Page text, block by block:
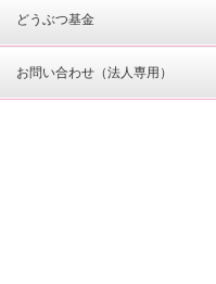
どうぶつ基金
お問い合わせ（法人専用）